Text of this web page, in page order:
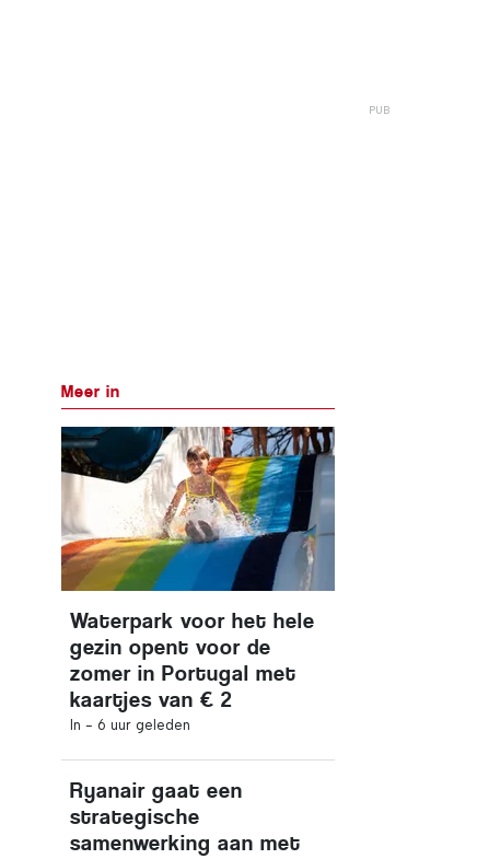
Meer in
Waterpark voor het hele
gezin opent voor de
zomer in Portugal met
kaartjes van € 2
In - 6 uur geleden
Ryanair gaat een
strategische
samenwerking aan met